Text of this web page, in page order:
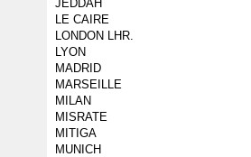
JEDDAH
LE CAIRE
LONDON LHR.
LYON
MADRID
MARSEILLE
MILAN
MISRATE
MITIGA
MUNICH